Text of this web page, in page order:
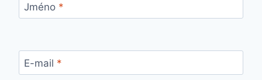
Jméno *
E-mail *